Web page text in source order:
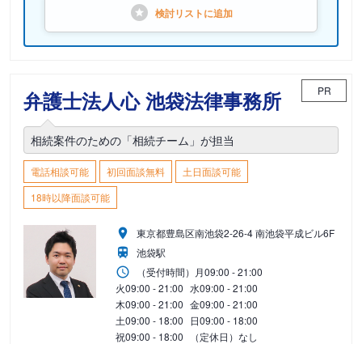
検討リストに追加
弁護士法人心 池袋法律事務所 PR
相続案件のための「相続チーム」が担当
電話相談可能 初回面談無料
土日面談可能
18時以降面談可能
東京都豊島区南池袋2-26-4 南池袋平成ビル6F
池袋駅
（受付時間） 月09:00 - 21:00
火09:00 - 21:00 水09:00 - 21:00
木09:00 - 21:00 金09:00 - 21:00
土09:00 - 18:00 日09:00 - 18:00
祝09:00 - 18:00 （定休日）なし